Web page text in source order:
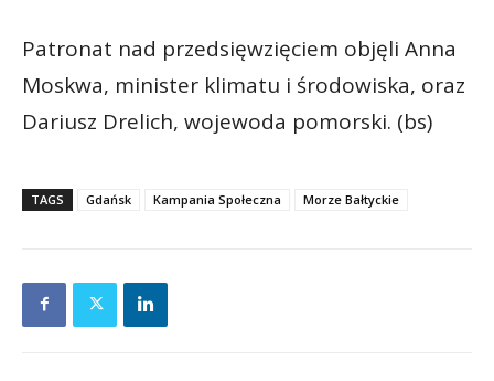
Patronat nad przedsięwzięciem objęli Anna
Moskwa, minister klimatu i środowiska, oraz
Dariusz Drelich, wojewoda pomorski. (bs)
TAGS Gdańsk Kampania Społeczna Morze Bałtyckie